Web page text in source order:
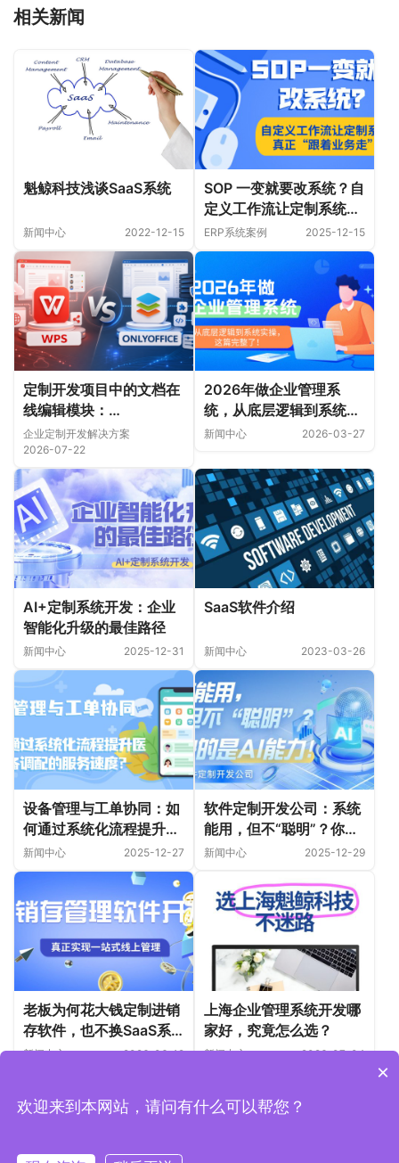
相关新闻
魁鲸科技浅谈SaaS系统
新闻中心 2022-12-15
SOP 一变就要改系统？自
定义工作流让定制系统真
正“跟着业务走”
ERP系统案例 2025-12-15
定制开发项目中的文档在
线编辑模块：
ONLYOFFICE 集成与
WPS 在线编辑对比
企业定制开发解决方案
2026-07-22
2026年做企业管理系
统，从底层逻辑到系统实
操，这篇完整了！
新闻中心 2026-03-27
AI+定制系统开发：企业
智能化升级的最佳路径
新闻中心 2025-12-31
SaaS软件介绍
新闻中心 2023-03-26
设备管理与工单协同：如
何通过系统化流程提升医
院设备调配的服务速度？
新闻中心 2025-12-27
软件定制开发公司：系统
能用，但不“聪明”？你缺
的是AI能力！
新闻中心 2025-12-29
老板为何花大钱定制进销
存软件，也不换SaaS系
统！
新闻中心 2026-06-12
上海企业管理系统开发哪
家好，究竟怎么选？
新闻中心 2026-07-04
×
欢迎来到本网站，请问有什么可以帮您？